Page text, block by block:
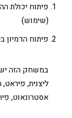
פיתוח יכולת
(שימוש)
פיתוח הדמיון
ליצנית,
אסטרונאוט,